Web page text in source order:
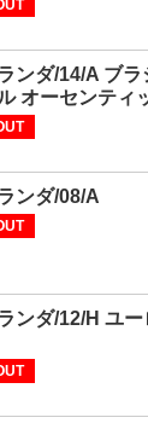
ンダ/14/A ブラ
オーセンティ
ンダ/08/A
ンダ/12/H ユー